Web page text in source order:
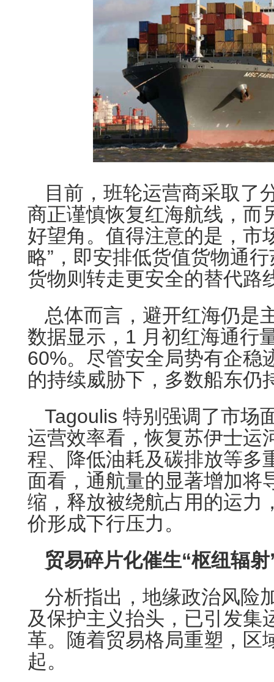
目前，班轮运营商采取了
商正谨慎恢复红海航线，而
好望角。值得注意的是，市
略”，即安排低货值货物通
货物则转走更安全的替代路
总体而言，避开红海仍是
数据显示，1 月初红海通行
60%。尽管安全局势有企稳
的持续威胁下，多数船东仍
Tagoulis 特别强调了市场
运营效率看，恢复苏伊士运
程、降低油耗及碳排放等多
面看，通航量的显著增加将
缩，释放被绕航占用的运力
价形成下行压力。
贸易碎片化催生“枢纽辐
分析指出，地缘政治风险
及保护主义抬头，已引发集
革。随着贸易格局重塑，区
起。